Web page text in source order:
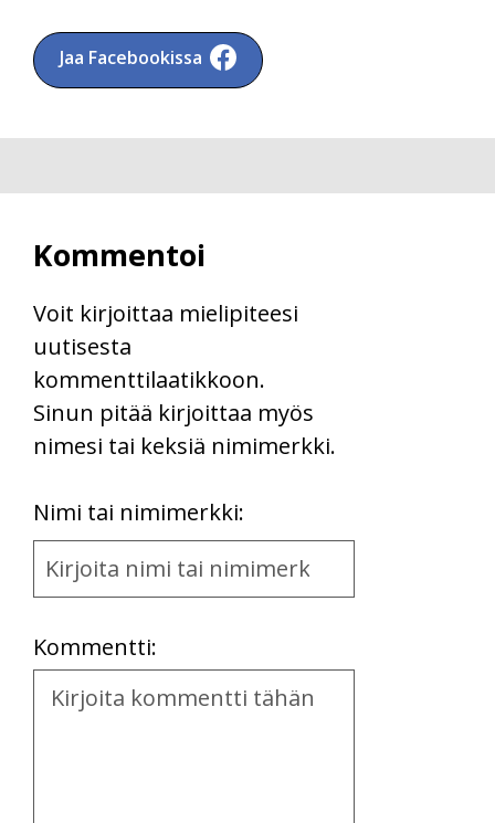
Jaa Facebookissa
Kommentoi
Voit kirjoittaa mielipiteesi
uutisesta
kommenttilaatikkoon.
Sinun pitää kirjoittaa myös
nimesi tai keksiä nimimerkki.
Nimi tai nimimerkki:
Name
and
Kommentti:
Kommentti